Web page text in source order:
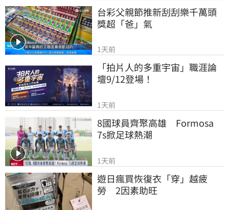
台彩父親節推新刮刮樂千萬頭
獎超「爸」氣
1天前
「拍片人的多重宇宙」職涯論
壇9/12登場！
1天前
8國球員齊聚高雄　Formosa
7s掀足球熱潮
1天前
遊日瘋買恢復衣「穿」越疲
勞　2因素助旺